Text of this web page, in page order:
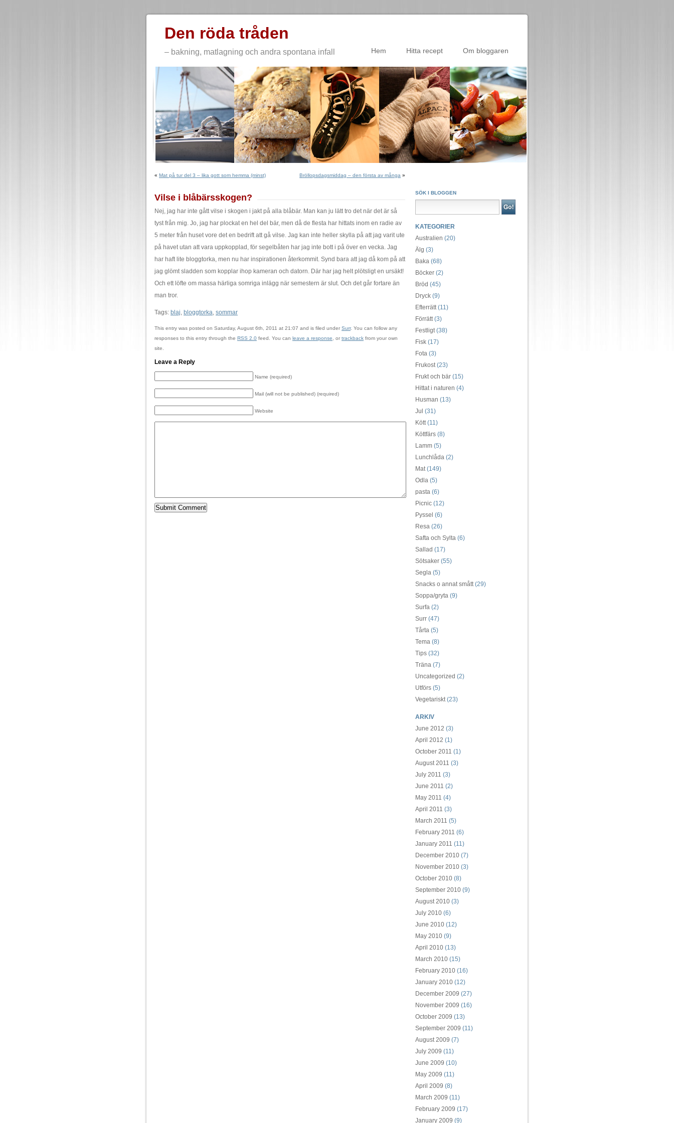
Den röda tråden
– bakning, matlagning och andra spontana infall Hem Hitta recept Om bloggaren
« Mat på tur del 3 – lika gott som hemma (minst) Bröllopsdagsmiddag – den första av många »
Vilse i blåbärsskogen?
Nej, jag har inte gått vilse i skogen i jakt på alla blåbär. Man kan ju lätt tro det när det är så
tyst från mig. Jo, jag har plockat en hel del bär, men då de flesta har hittats inom en radie av
5 meter från huset vore det en bedrift att gå vilse. Jag kan inte heller skylla på att jag varit ute
på havet utan att vara uppkopplad, för segelbåten har jag inte bott i på över en vecka. Jag
har haft lite bloggtorka, men nu har inspirationen återkommit. Synd bara att jag då kom på att
jag glömt sladden som kopplar ihop kameran och datorn. Där har jag helt plötsligt en ursäkt!
Och ett löfte om massa härliga somriga inlägg när semestern är slut. Och det går fortare än
man tror.
Tags: blaj, bloggtorka, sommar
This entry was posted on Saturday, August 6th, 2011 at 21:07 and is filed under Surr. You can follow any
responses to this entry through the RSS 2.0 feed. You can leave a response , or trackback from your own
site.
Leave a Reply
Name (required)
Mail (will not be published) (required)
Website
SÖK I BLOGGEN
KATEGORIER
Australien (20)
Älg (3)
Baka (68)
Böcker (2)
Bröd (45)
Dryck (9)
Efterrätt(11)
Förrätt(3)
Festligt(38)
Fisk (17)
Fota (3)
Frukost(23)
Frukt och bär (15)
Hittat i naturen (4)
Husman (13)
Jul (31)
Kött(11)
Köttfärs (8)
Lamm (5)
Lunchlåda (2)
Mat(149)
Odla (5)
pasta (6)
Picnic (12)
Pyssel (6)
Resa (26)
Safta och Sylta (6)
Sallad (17)
Sötsaker (55)
Segla (5)
Snacks o annat smått(29)
Soppa/gryta (9)
Surfa (2)
Surr (47)
Tårta (5)
Tema (8)
Tips (32)
Träna (7)
Uncategorized (2)
Utförs (5)
Vegetariskt(23)
ARKIV
June 2012 (3)
April 2012 (1)
October 2011 (1)
August 2011 (3)
July 2011 (3)
June 2011 (2)
May 2011 (4)
April 2011 (3)
March 2011 (5)
February 2011 (6)
January 2011 (11)
December 2010 (7)
November 2010 (3)
October 2010 (8)
September 2010 (9)
August 2010 (3)
July 2010 (6)
June 2010 (12)
May 2010 (9)
April 2010 (13)
March 2010 (15)
February 2010 (16)
January 2010 (12)
December 2009 (27)
November 2009 (16)
October 2009 (13)
September 2009 (11)
August 2009 (7)
July 2009 (11)
June 2009 (10)
May 2009 (11)
April 2009 (8)
March 2009 (11)
February 2009 (17)
January 2009 (9)